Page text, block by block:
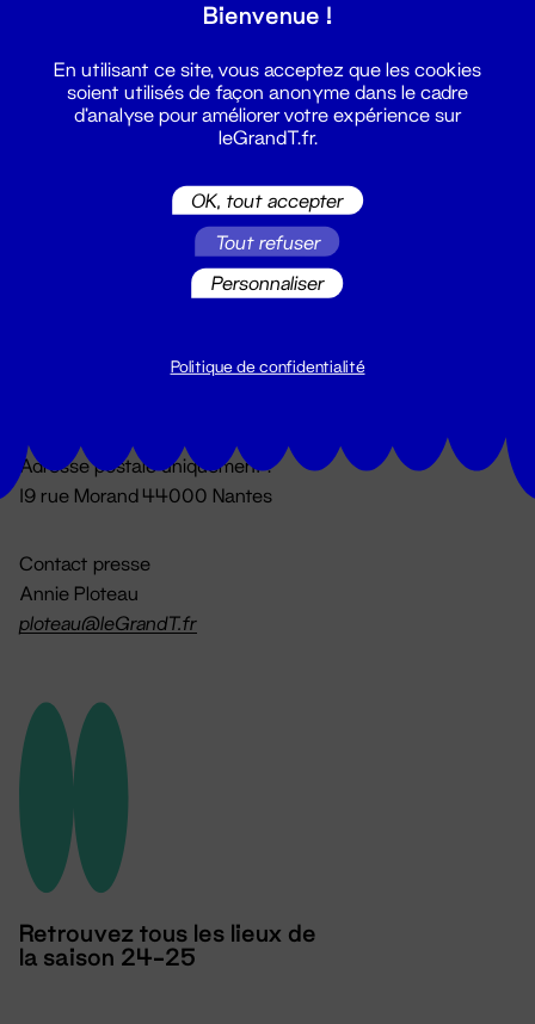
Du lundi au vendredi 14h → 18h
Adresse postale uniquement :
19 rue Morand 44000 Nantes
Contact presse
Annie Ploteau
ploteau@leGrandT.fr
Retrouvez tous les lieux de
la saison 24-25
Bienvenue !
En utilisant ce site, vous acceptez que les cookies
soient utilisés de façon anonyme dans le cadre
d'analyse pour améliorer votre expérience sur
leGrandT.fr.
OK, tout accepter
Tout refuser
Personnaliser
Politique de confidentialité